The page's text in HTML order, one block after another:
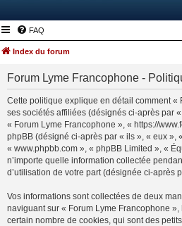
FAQ
Index du forum
Forum Lyme Francophone -
Cette politique explique en détail comment «
ses sociétés affiliées (désignés ci-après par
« Forum Lyme Francophone », « https://
phpBB (désigné ci-après par « ils », « eux »,
« www.phpbb.com », « phpBB Limited », «
n’importe quelle information collectée
d’utilisation de votre part (désignée ci-après
Vos informations sont collectées de deux
naviguant sur « Forum Lyme Francophone
certain nombre de cookies, qui sont des